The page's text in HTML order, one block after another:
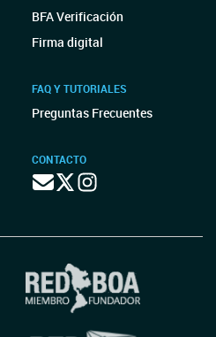
BFA Verificación
Firma digital
FAQ Y TUTORIALES
Preguntas Frecuentes
CONTACTO